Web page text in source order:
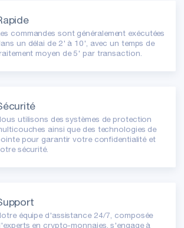
commandes sont généralement exécutées
un délai de 2' à 10', avec un temps de
moyen de 5' par transaction.
utilisons des systèmes de protection
ainsi que des technologies de
pour garantir votre confidentialité et
sécurité.
équipe d'assistance 24/7, composée
en crypto-monnaies, s'engage à